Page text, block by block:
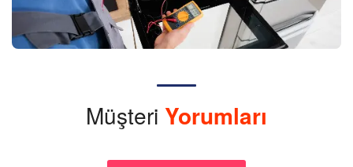
Müşteri Yorumları